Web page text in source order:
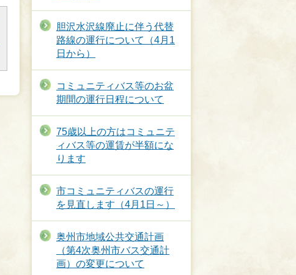
胆沢水沢線廃止に伴う代替
路線の運行について（4月1
日から）
コミュニティバス等のお盆
期間の運行日程について
75歳以上の方はコミュニテ
ィバス等の運賃が半額にな
ります
市コミュニティバスの運行
を見直します（4月1日～）
奥州市地域公共交通計画
（第4次奥州市バス交通計
画）の変更について